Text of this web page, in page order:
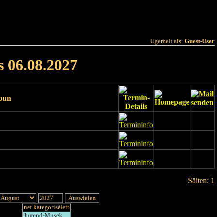
Ugemelt als: Guest-User
06.08.2027
Säiten: 1